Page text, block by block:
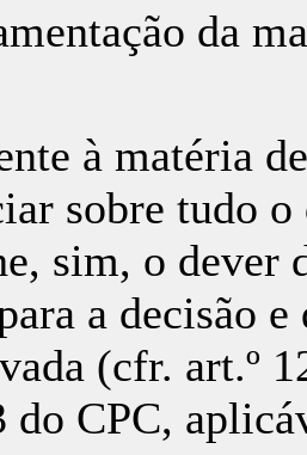
da
à matéria
sobre tudo
sim, o dever
a decisão
(cfr. art.º
do CPC,